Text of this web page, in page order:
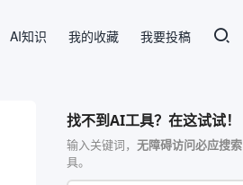
AI知识 我的收藏
我要投稿
找不到AI工具？在这试试！
输入关键词， 无障碍访问必应搜索
具。